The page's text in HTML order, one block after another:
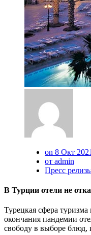
on 8 Окт 2021
от admin
Пресс
В Турции отели не
Турецкая сфера
окончания пандемии
свободу в выборе блюд,